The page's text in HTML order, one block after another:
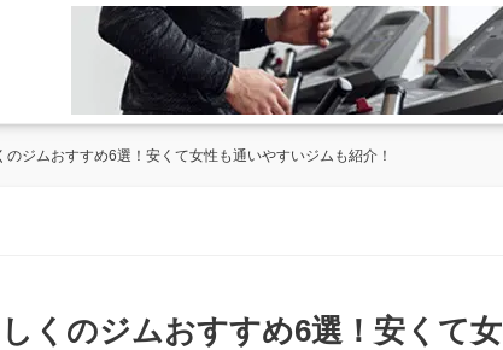
のジムおすすめ6選！安くて女性も通いやすいジムも紹介！
くのジムおすすめ6選！安くて女